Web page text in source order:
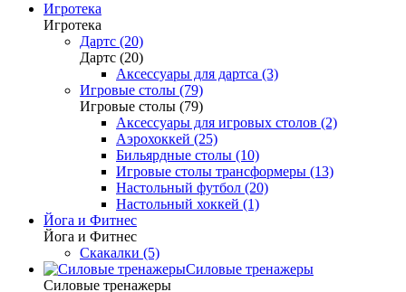
Игротека
Игротека
Дартс (20)
Дартс (20)
Аксессуары для дартса (3)
Игровые столы (79)
Игровые столы (79)
Аксессуары для игровых столов (2)
Аэрохоккей (25)
Бильярдные столы (10)
Игровые столы трансформеры (13)
Настольный футбол (20)
Настольный хоккей (1)
Йога и Фитнес
Йога и Фитнес
Скакалки (5)
Силовые тренажеры
Силовые тренажеры